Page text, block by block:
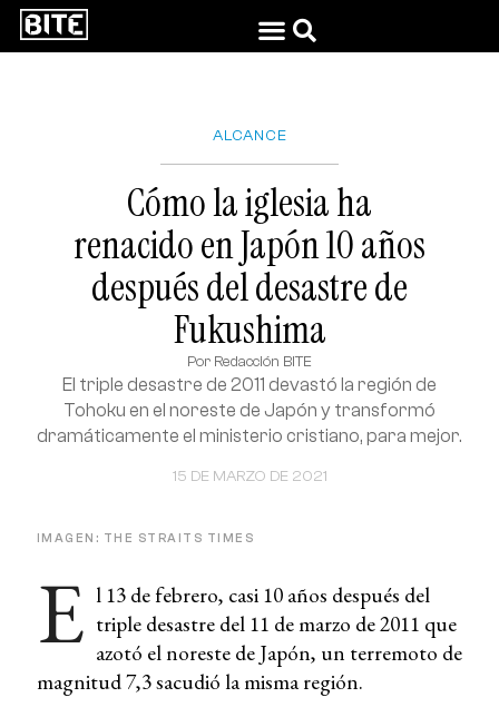
ALCANCE
Cómo la iglesia ha
renacido en Japón 10 años
después del desastre de
Fukushima
Por Redacción BITE
15 DE MARZO DE 2021
El triple desastre de 2011 devastó la región de
Tohoku en el noreste de Japón y transformó
dramáticamente el ministerio cristiano, para mejor.
IMAGEN: THE STRAITS TIMES
E l 13 de febrero, casi 10 años después del
triple desastre del 11 de marzo de 2011 que
azotó el noreste de Japón, un terremoto de
magnitud 7,3 sacudió la misma región.